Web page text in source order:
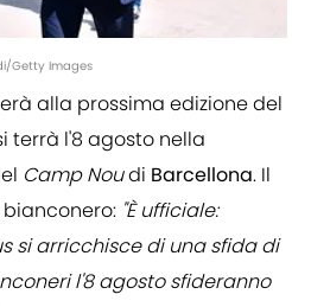
Getty Images
alla prossima edizione del
terrà l'8 agosto nella
Camp Noudi Barcellona. Il
"È ufficiale:
si arricchisce di una sfida di
l'8 agosto sfideranno